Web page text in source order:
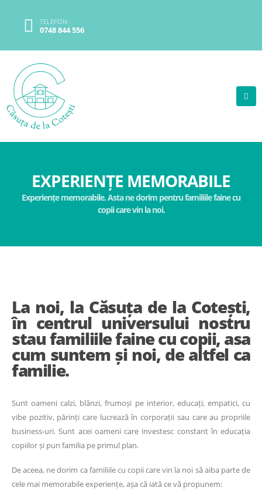
TELEFON
0748 844 556
EXPERIENȚE MEMORABILE
Experiențe memorabile. Asta ne dorim pentru familiile faine cu
copii care vin la noi.
La noi, la Căsuța de la Cotești,
în centrul universului nostru
stau familiile faine cu copii, asa
cum suntem și noi, de altfel ca
familie.
Sunt oameni calzi, blânzi, frumoși pe interior, educați, empatici, cu
vibe pozitiv, părinți care lucrează în corporații sau care au propriile
business-uri. Sunt acei oameni care investesc constant în educația
copiilor și pun familia pe primul plan.
De aceea, ne dorim ca familiile cu copii care vin la noi să aiba parte de
cele mai memorabile experiențe, așa că iată ce vă propunem: